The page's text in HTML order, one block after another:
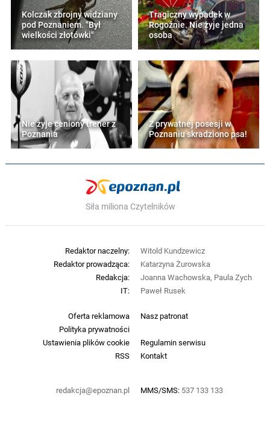
Kolczak zbrojny widziany
pod Poznaniem. "Był
wielkości złotówki"
Tragiczny wypadek w
Rogoźnie. Nie żyje jedna
osoba
Nie żyje ceniony trener z
Poznania
Z prywatnej posesji w
Poznaniu skradziono psa!
Siła miliona Czytelników
Oferta reklamowa
Nasz patronat
Polityka prywatności
Ustawienia plików cookie
Regulamin serwisu
RSS
Kontakt
redakcja@epoznan.pl MMS/SMS: 537 133 133
Redaktor naczelny:
Witold Kundzewicz
Redaktor prowadząca:
Katarzyna Żurowska
Redakcja:
Joanna Wachowska, Paula Zych
IT:
Paweł Rusek